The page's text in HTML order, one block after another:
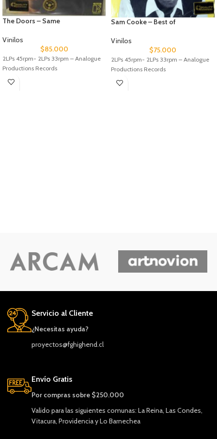
The Doors – Same
Vinilos
$85.000
2LPs 45rpm- 2LPs 33rpm – Analogue
Productions Records
Sam Cooke – Best of
Vinilos
$75.000
2LPs 45rpm- 2LPs 33rpm – Analogue
Productions Records
Servicio al Cliente
¿Necesitas ayuda?
proyectos@fghighend.cl
Envío Gratis
Por compras sobre $250.000
Valido para las siguientes comunas: La Reina, Las Condes,
Vitacura, Providencia y Lo Barnechea